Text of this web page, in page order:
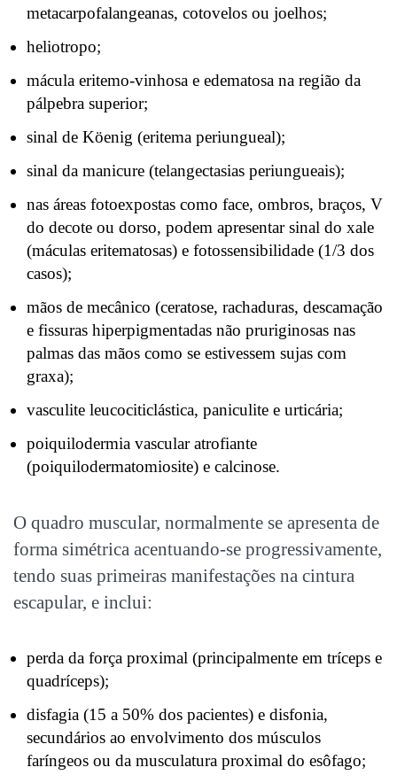
metacarpofalangeanas, cotovelos ou joelhos;
heliotropo;
mácula eritemo-vinhosa e edematosa na região da
pálpebra superior;
sinal de Köenig (eritema periungueal);
sinal da manicure (telangectasias periungueais);
nas áreas fotoexpostas como face, ombros, braços, V
do decote ou dorso, podem apresentar sinal do xale
(máculas eritematosas) e fotossensibilidade (1/3 dos
casos);
mãos de mecânico (ceratose, rachaduras, descamação
e fissuras hiperpigmentadas não pruriginosas nas
palmas das mãos como se estivessem sujas com
graxa);
vasculite leucociticlástica, paniculite e urticária;
poiquilodermia vascular atrofiante
(poiquilodermatomiosite) e calcinose.
O quadro muscular, normalmente se apresenta de
forma simétrica acentuando-se progressivamente,
tendo suas primeiras manifestações na cintura
escapular, e inclui:
perda da força proximal (principalmente em tríceps e
quadríceps);
disfagia (15 a 50% dos pacientes) e disfonia,
secundários ao envolvimento dos músculos
faríngeos ou da musculatura proximal do esôfago;